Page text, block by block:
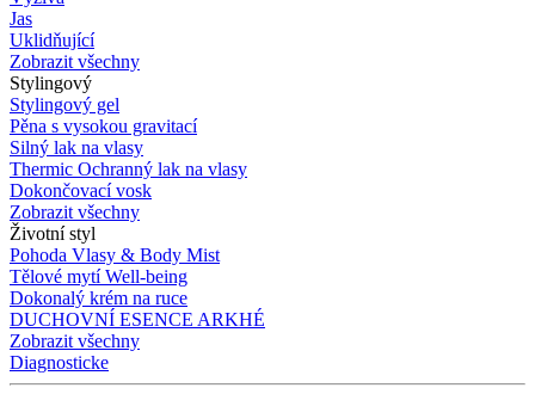
Jas
Uklidňující
Zobrazit všechny
Stylingový
Stylingový gel
Pěna s vysokou gravitací
Silný lak na vlasy
Thermic Ochranný lak na vlasy
Dokončovací vosk
Zobrazit všechny
Životní styl
Pohoda Vlasy & Body Mist
Tělové mytí Well-being
Dokonalý krém na ruce
DUCHOVNÍ ESENCE ARKHÉ
Zobrazit všechny
Diagnosticke